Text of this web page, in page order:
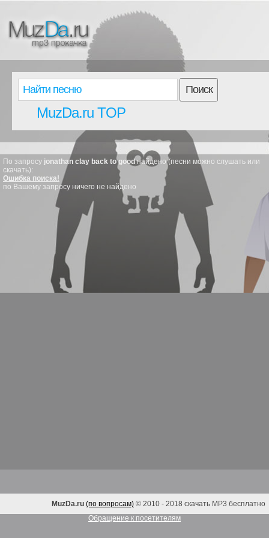
Поиск
MuzDa.ru TOP
По запросу jonathan clay back to goodнайдено (песни можно слушать или
скачать):
Ошибка поиска!
по Вашему запросу ничего не найдено
MuzDa.ru (по вопросам) © 2010 - 2018 скачать MP3 бесплатно
Обращение к посетителям